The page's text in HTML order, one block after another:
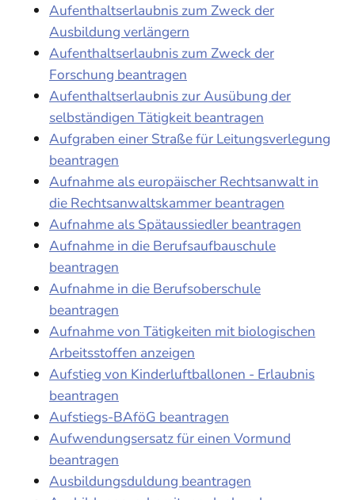
Aufenthaltserlaubnis zum Zweck der
Ausbildung verlängern
Aufenthaltserlaubnis zum Zweck der
Forschung beantragen
Aufenthaltserlaubnis zur Ausübung der
selbständigen Tätigkeit beantragen
Aufgraben einer Straße für Leitungsverlegung
beantragen
Aufnahme als europäischer Rechtsanwalt in
die Rechtsanwaltskammer beantragen
Aufnahme als Spätaussiedler beantragen
Aufnahme in die Berufsaufbauschule
beantragen
Aufnahme in die Berufsoberschule
beantragen
Aufnahme von Tätigkeiten mit biologischen
Arbeitsstoffen anzeigen
Aufstieg von Kinderluftballonen - Erlaubnis
beantragen
Aufstiegs-BAföG beantragen
Aufwendungsersatz für einen Vormund
beantragen
Ausbildungsduldung beantragen